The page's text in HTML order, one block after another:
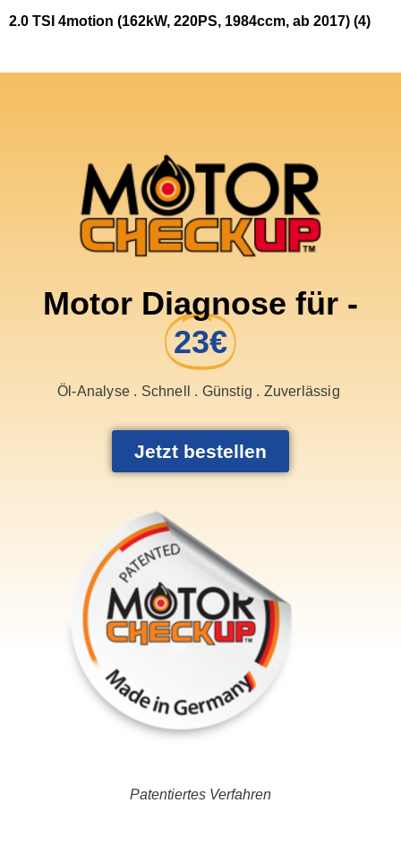
2.0 TSI 4motion (162kW, 220PS, 1984ccm, ab 2017) (4)
Motor Diagnose für -
23€
Öl-Analyse . Schnell . Günstig . Zuverlässig
Jetzt bestellen
Patentiertes Verfahren